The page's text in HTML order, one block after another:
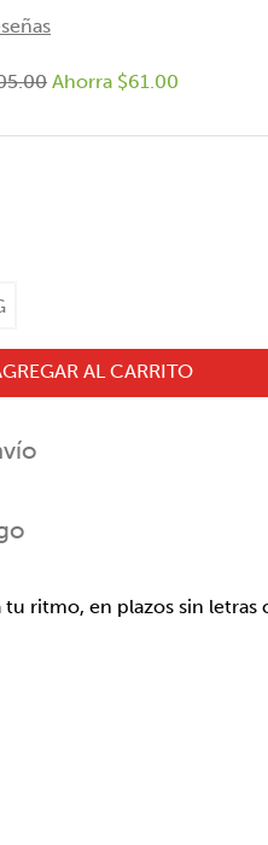
.00 Ahorra $61.00
AL CARRITO